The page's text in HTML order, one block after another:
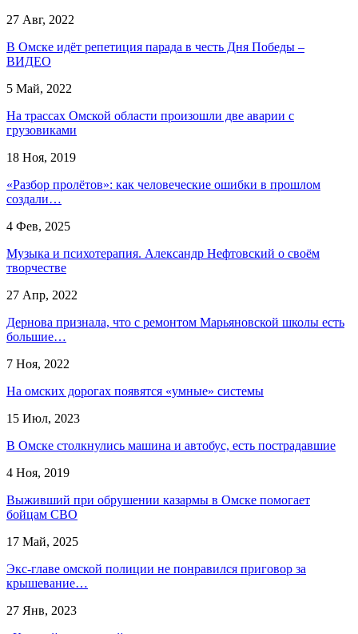
27 Авг, 2022
В Омске идёт репетиция парада в честь Дня Победы –
ВИДЕО
5 Май, 2022
На трассах Омской области произошли две аварии с
грузовиками
18 Ноя, 2019
«Разбор пролётов»: как человеческие ошибки в прошлом
создали…
4 Фев, 2025
Музыка и психотерапия. Александр Нефтовский о своём
творчестве
27 Апр, 2022
Дернова признала, что с ремонтом Марьяновской школы есть
большие…
7 Ноя, 2022
На омских дорогах появятся «умные» системы
15 Июл, 2023
В Омске столкнулись машина и автобус, есть пострадавшие
4 Ноя, 2019
Выживший при обрушении казармы в Омске помогает
бойцам СВО
17 Май, 2025
Экс-главе омской полиции не понравился приговор за
крышевание…
27 Янв, 2023